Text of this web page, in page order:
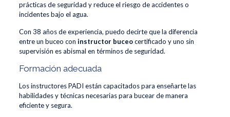
prácticas de seguridad y reduce el riesgo de accidentes o
incidentes bajo el agua.
Con 38 años de experiencia, puedo decirte que la diferencia
entre un buceo con instructor buceocertificado y uno sin
supervisión es abismal en términos de seguridad.
Formación adecuada
Los instructores PADI están capacitados para enseñarte las
habilidades y técnicas necesarias para bucear de manera
eficiente y segura.